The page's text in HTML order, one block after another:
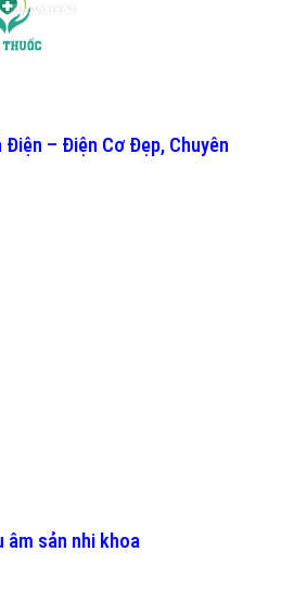
Điện – Điện Cơ Đẹp, Chuyên
âm sản nhi khoa